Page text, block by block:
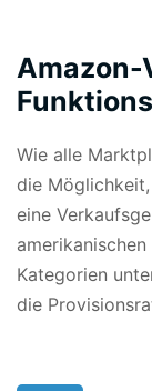
Amazon-
Wie alle
die
eine
Kategorien
die